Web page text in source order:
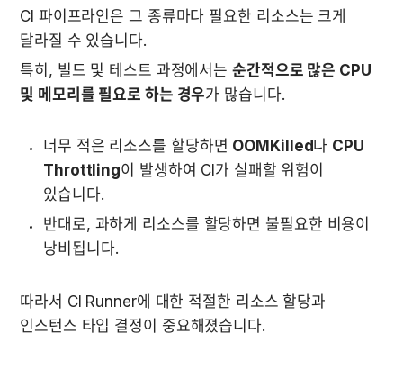
CI 파이프라인은 그 종류마다 필요한 리소스는 크게
특히, 빌드 및 테스트 과정에서는 순간적으로 많은 CPU
및 메모리를 필요로 하는 경우
너무 적은 리소스를 할당하면 OOMKilled나 CPU
Throttling이 발생하여 CI가 실패할 위험이
있습니다.
반대로, 과하게 리소스를 할당하면 불필요한 비용이
낭비됩니다.
따라서 CI Runner에 대한 적절한 리소스 할당과
인스턴스 타입 결정이 중요해졌습니다.